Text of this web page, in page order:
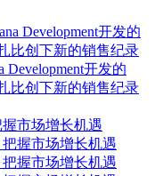
Development开发的
扎比创下新的销售纪录
市场增长机遇